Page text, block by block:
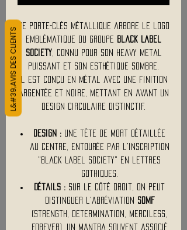
Ce porte-clés métallique arbore le logo
emblématique du groupe
Black Label
Society, connu pour son heavy metal
puissant et son esthétique sombre.
Il est conçu en métal avec une finition
argentée et noire, mettant en avant un
design circulaire distinctif.
Design : Une tête de mort détaillée
au centre, entourée par l'inscription
"Black Label Society" en lettres
gothiques.
Détails : Sur le côté droit, on peut
distinguer l'abréviation
SDMF
(Strength, Determination, Merciless,
Forever), un mantra souvent associé
L&#39;AVIS DES CLIENTS